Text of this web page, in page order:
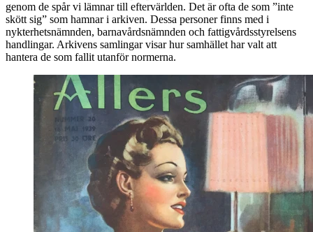
genom de spår vi lämnar till eftervärlden. Det är ofta de som ”inte
skött sig” som hamnar i arkiven. Dessa personer finns med i
nykterhetsnämnden, barnavårdsnämnden och fattigvårdsstyrelsens
handlingar. Arkivens samlingar visar hur samhället har valt att
hantera de som fallit utanför normerna.